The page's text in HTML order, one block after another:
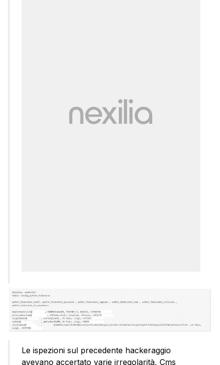
Le ispezioni sul precedente hackeraggio
avevano accertato varie irregolarità, Cms